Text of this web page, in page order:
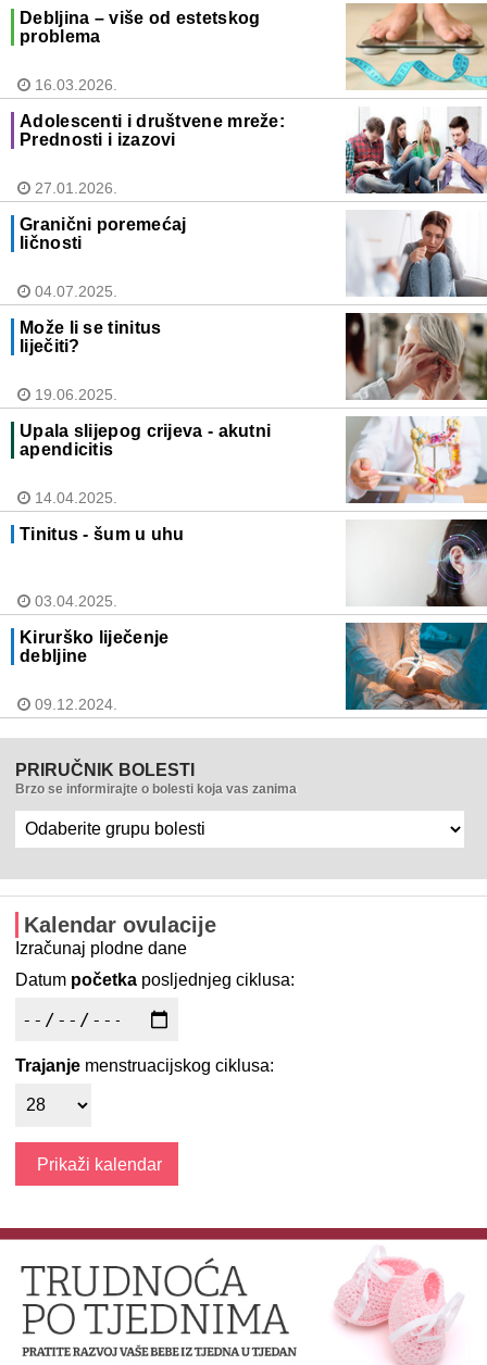
Debljina – više od estetskog
problema
16.03.2026.
Adolescenti i društvene mreže:
Prednosti i izazovi
27.01.2026.
Granični poremećaj
ličnosti
04.07.2025.
Može li se tinitus
liječiti?
19.06.2025.
Upala slijepog crijeva - akutni
apendicitis
14.04.2025.
Tinitus - šum u uhu
03.04.2025.
Kirurško liječenje
debljine
09.12.2024.
PRIRUČNIK BOLESTI
Brzo se informirajte o bolesti koja vas zanima
Kalendar ovulacije
Izračunaj plodne dane
Datum početka posljednjeg ciklusa:
Trajanje menstruacijskog ciklusa: